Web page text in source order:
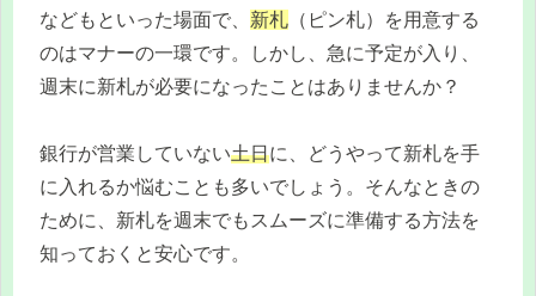
などもといった場面で、 新札 （ピン札）を用意する
のはマナーの一環です。しかし、急に予定が入り、
週末に新札が必要になったことはありませんか？
銀行が営業していない土日に、どうやって新札を手
に入れるか悩むことも多いでしょう。そんなときの
ために、新札を週末でもスムーズに準備する方法を
知っておくと安心です。